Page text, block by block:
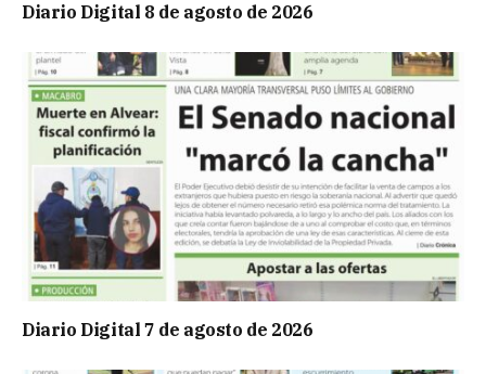
Diario Digital 8 de agosto de 2026
Diario Digital 7 de agosto de 2026